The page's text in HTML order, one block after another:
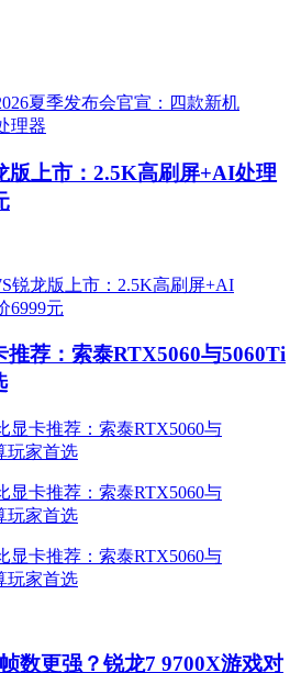
版上市：2.5K高刷屏+AI处理
推荐：索泰RTX5060与5060Ti
数更强？锐龙7 9700X游戏对